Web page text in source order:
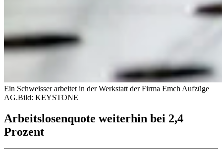
Ein Schweisser arbeitet in der Werkstatt der Firma Emch Aufzüge
AG.Bild: KEYSTONE
Arbeitslosenquote weiterhin bei 2,4
Prozent